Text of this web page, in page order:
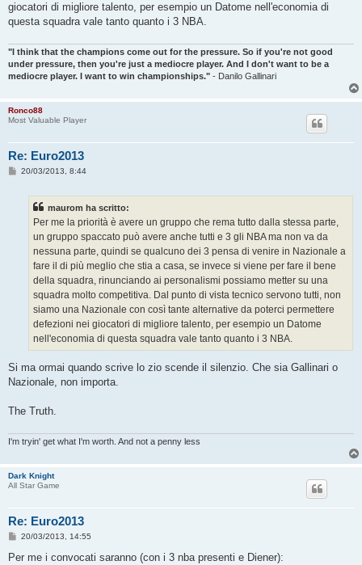
giocatori di migliore talento, per esempio un Datome nell'economia di
questa squadra vale tanto quanto i 3 NBA.
"I think that the champions come out for the pressure. So if you're not good
under pressure, then you're just a mediocre player. And I don't want to be a
mediocre player. I want to win championships." - Danilo Gallinari
Ronco88
Most Valuable Player
Re: Euro2013
M20/03/2013, 8:44
maurom ha scritto:
Per me la priorità è avere un gruppo che rema tutto dalla stessa parte,
un gruppo spaccato può avere anche tutti e 3 gli NBA ma non va da
nessuna parte, quindi se qualcuno dei 3 pensa di venire in Nazionale a
fare il di più meglio che stia a casa, se invece si viene per fare il bene
della squadra, rinunciando ai personalismi possiamo metter su una
squadra molto competitiva. Dal punto di vista tecnico servono tutti, non
siamo una Nazionale con così tante alternative da poterci permettere
defezioni nei giocatori di migliore talento, per esempio un Datome
nell'economia di questa squadra vale tanto quanto i 3 NBA.
Si ma ormai quando scrive lo zio scende il silenzio. Che sia Gallinari o
Nazionale, non importa.
The Truth.
I'm tryin' get what I'm worth. And not a penny less
Dark Knight
All Star Game
Re: Euro2013
M
s
20/03/2013, 14:55
Per me i convocati saranno (con i 3 nba presenti e Diener):